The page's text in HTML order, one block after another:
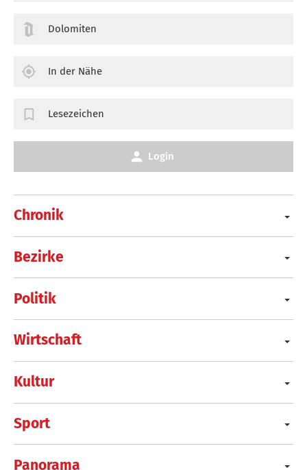
Chronik
Bezirke
Politik
Wirtschaft
Kultur
Sport
Panorama
Dolomiten
In der Nähe
Lesezeichen
Login